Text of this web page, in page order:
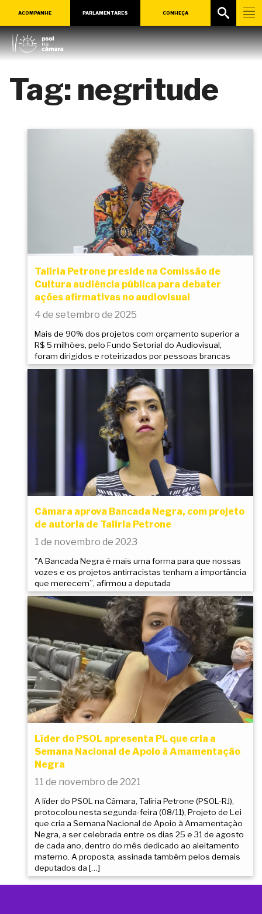
ACOMPANHE PARLAMENTARES CONHEÇA
Tag: negritude
Talíria Petrone preside na Comissão de
Cultura audiência pública para debater
ações afirmativas no audiovisual
4 de setembro de 2025
Mais de 90% dos projetos com orçamento superior a
R$ 5 milhões, pelo Fundo Setorial do Audiovisual,
foram dirigidos e roteirizados por pessoas brancas
Câmara aprova Bancada Negra, com projeto
de autoria de Talíria Petrone
1 de novembro de 2023
"A Bancada Negra é mais uma forma para que nossas
vozes e os projetos antirracistas tenham a importância
que merecem”, afirmou a deputada
Líder do PSOL apresenta PL que cria a
Semana Nacional de Apoio à Amamentação
Negra
11 de novembro de 2021
A líder do PSOL na Câmara, Talíria Petrone (PSOL-RJ),
protocolou nesta segunda-feira (08/11), Projeto de Lei
que cria a Semana Nacional de Apoio à Amamentação
Negra, a ser celebrada entre os dias 25 e 31 de agosto
de cada ano, dentro do mês dedicado ao aleitamento
materno. A proposta, assinada também pelos demais
deputados da […]